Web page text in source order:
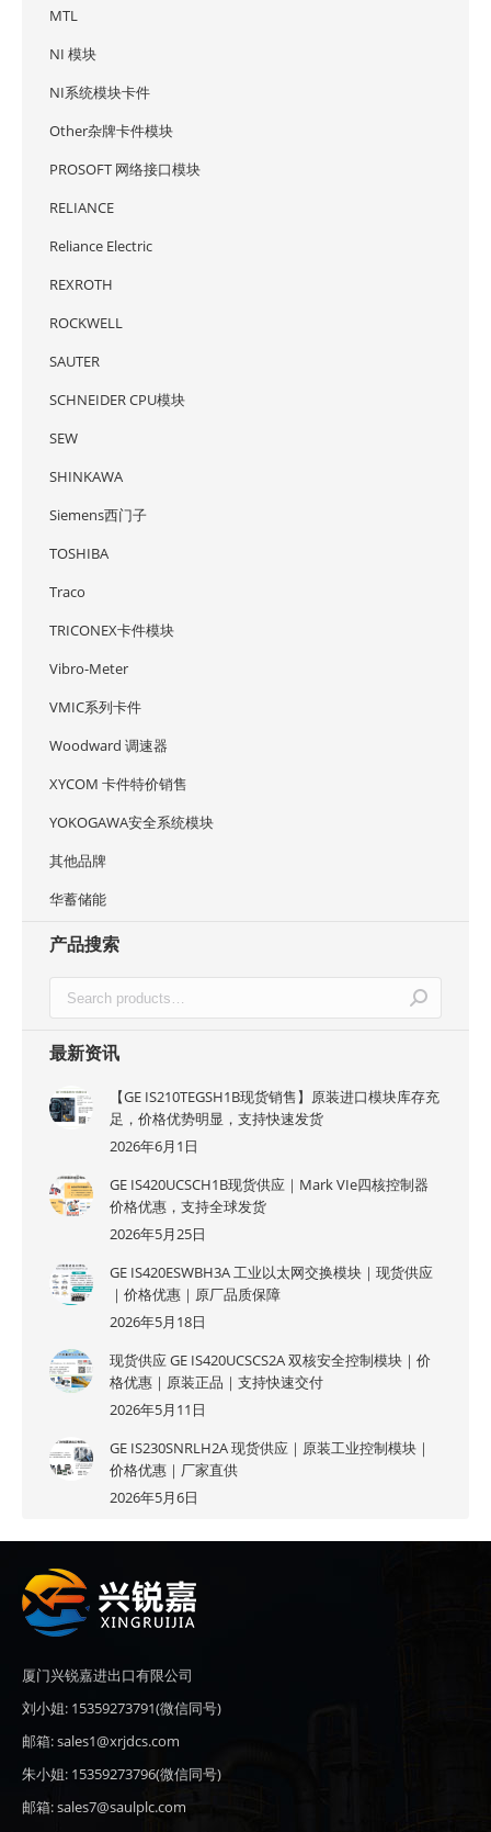
MTL
NI 模块
NI系统模块卡件
Other杂牌卡件模块
PROSOFT 网络接口模块
RELIANCE
Reliance Electric
REXROTH
ROCKWELL
SAUTER
SCHNEIDER CPU模块
SEW
SHINKAWA
Siemens西门子
TOSHIBA
Traco
TRICONEX卡件模块
Vibro-Meter
VMIC系列卡件
Woodward 调速器
XYCOM 卡件特价销售
YOKOGAWA安全系统模块
其他品牌
华蓄储能
产品搜索
最新资讯
【GE IS210TEGSH1B现货销售】原装进口模块库存充
足，价格优势明显，支持快速发货
2026年6月1日
GE IS420UCSCH1B现货供应｜Mark VIe四核控制器
价格优惠，支持全球发货
2026年5月25日
GE IS420ESWBH3A 工业以太网交换模块｜现货供应
｜价格优惠｜原厂品质保障
2026年5月18日
现货供应 GE IS420UCSCS2A 双核安全控制模块｜价
格优惠｜原装正品｜支持快速交付
2026年5月11日
GE IS230SNRLH2A 现货供应｜原装工业控制模块｜
价格优惠｜厂家直供
2026年5月6日
厦门兴锐嘉进出口有限公司
刘小姐: 15359273791(微信同号)
邮箱: sales1@xrjdcs.com
朱小姐: 15359273796(微信同号)
邮箱: sales7@saulplc.com